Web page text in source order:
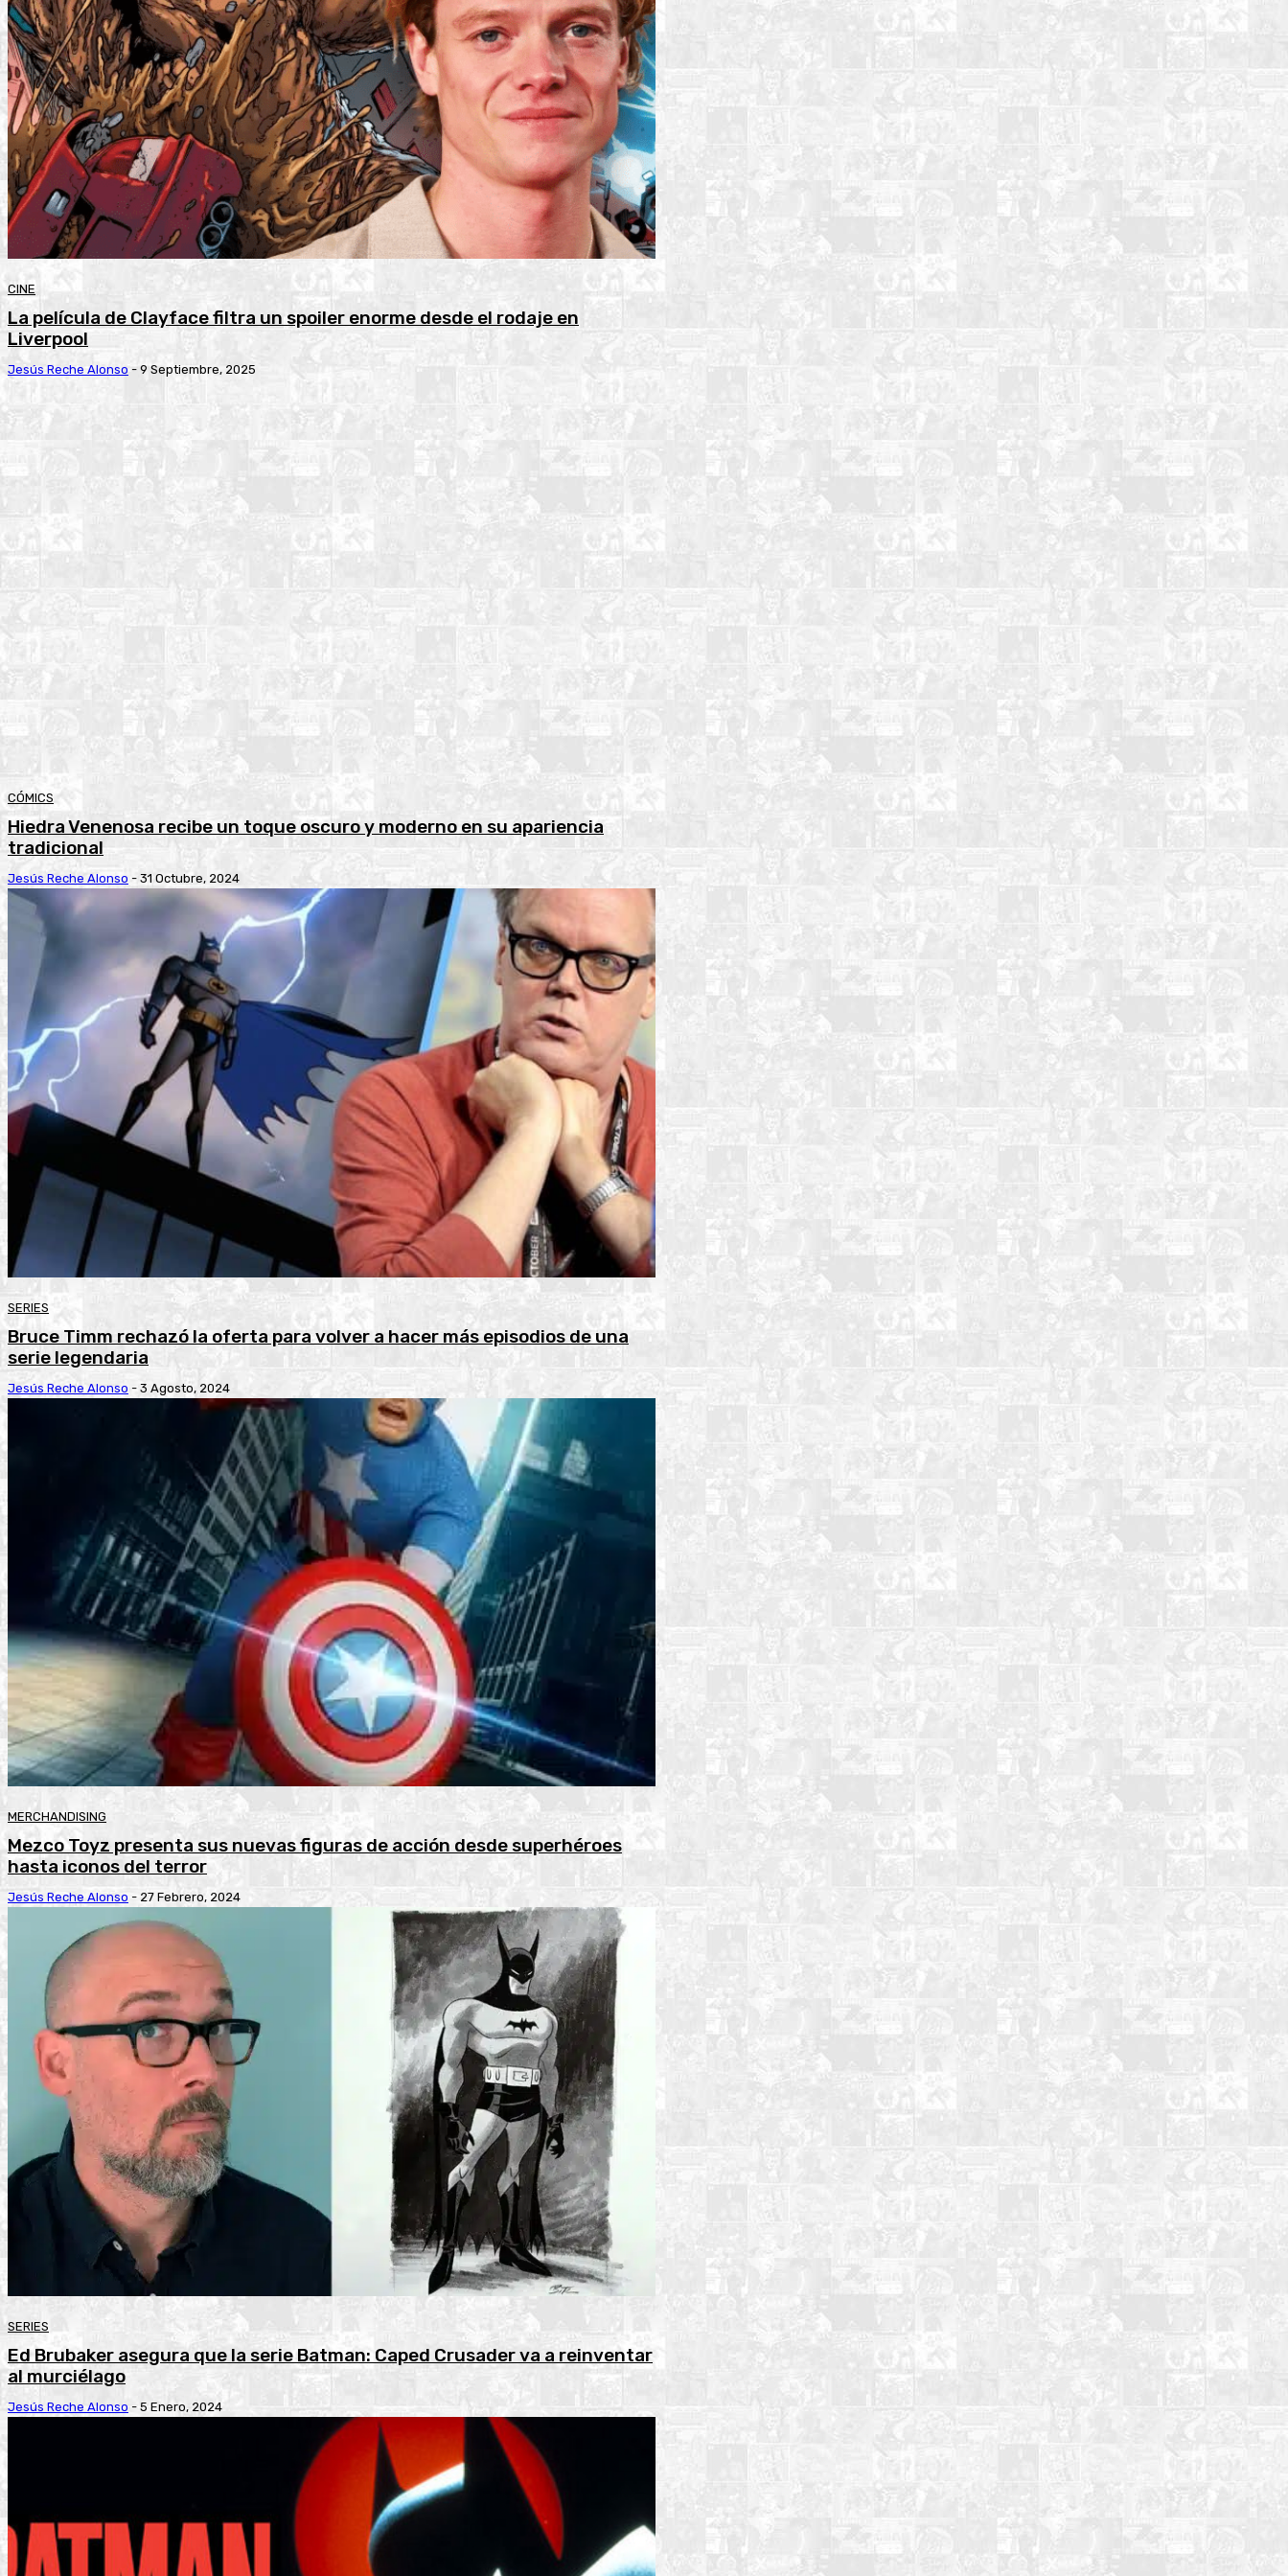
CINE
La película de Clayface filtra un spoiler enorme desde el rodaje en
Liverpool
Jesús Reche Alonso - 9 Septiembre, 2025
CÓMICS
Hiedra Venenosa recibe un toque oscuro y moderno en su apariencia
tradicional
Jesús Reche Alonso - 31 Octubre, 2024
SERIES
Bruce Timm rechazó la oferta para volver a hacer más episodios de una
serie legendaria
Jesús Reche Alonso - 3 Agosto, 2024
MERCHANDISING
Mezco Toyz presenta sus nuevas figuras de acción desde superhéroes
hasta iconos del terror
Jesús Reche Alonso - 27 Febrero, 2024
SERIES
Ed Brubaker asegura que la serie Batman: Caped Crusader va a reinventar
al murciélago
Jesús Reche Alonso - 5 Enero, 2024